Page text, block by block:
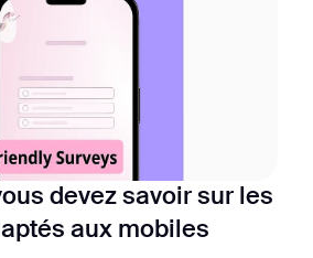
devez savoir sur les
aux mobiles